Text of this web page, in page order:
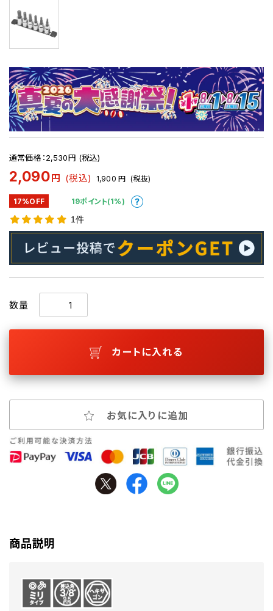
通常価格：2,530円 (税込)
2,090円 (税込) 1,900 円 (税抜)
17%OFF 19ポイント(1%)
1件
数量
カートに入れる
お気に入りに追加
商品説明